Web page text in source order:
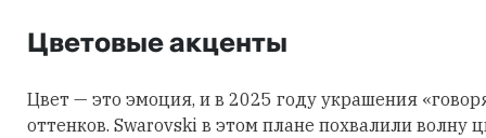
Цветовые акценты
Цвет — это эмоция, и в 2025 году украшения
оттенков. Swarovski в этом плане похвалили волну